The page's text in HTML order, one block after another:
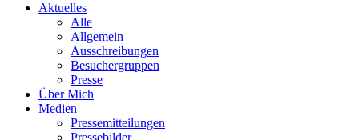
Aktuelles
Alle
Allgemein
Ausschreibungen
Besuchergruppen
Presse
Über Mich
Medien
Pressemitteilungen
Pressebilder